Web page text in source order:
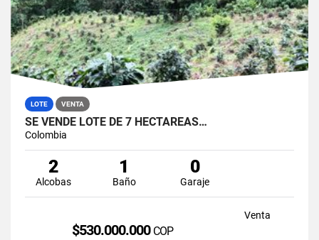
LOTE VENTA
SE VENDE LOTE DE 7 HECTAREAS…
Colombia
2
Alcobas
1
Baño
0
Garaje
Venta
$530.000.000 COP